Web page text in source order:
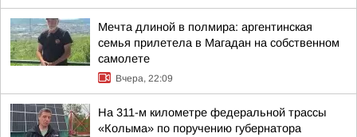
Мечта длиной в полмира: аргентинская
семья прилетела в Магадан на собственном
самолете
Вчера, 22:09
На 311-м километре федеральной трассы
«Колыма» по поручению губернатора